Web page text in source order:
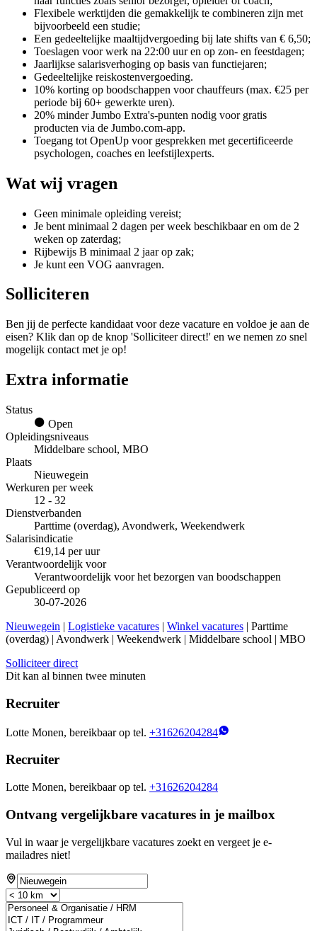
Flexibele werktijden die gemakkelijk te combineren zijn met
bijvoorbeeld een studie;
Een gedeeltelijke maaltijdvergoeding bij late shifts van € 6,50;
Toeslagen voor werk na 22:00 uur en op zon- en feestdagen;
Jaarlijkse salarisverhoging op basis van functiejaren;
Gedeeltelijke reiskostenvergoeding.
10% korting op boodschappen voor chauffeurs (max. €25 per
periode bij 60+ gewerkte uren).
20% minder Jumbo Extra's-punten nodig voor gratis
producten via de Jumbo.com-app.
Toegang tot OpenUp voor gesprekken met gecertificeerde
psychologen, coaches en leefstijlexperts.
Wat wij vragen
Geen minimale opleiding vereist;
Je bent minimaal 2 dagen per week beschikbaar en om de 2
weken op zaterdag;
Rijbewijs B minimaal 2 jaar op zak;
Je kunt een VOG aanvragen.
Solliciteren
Ben jij de perfecte kandidaat voor deze vacature en voldoe je aan de
eisen? Klik dan op de knop 'Solliciteer direct!' en we nemen zo snel
mogelijk contact met je op!
Extra informatie
Status
Open
Opleidingsniveaus
Middelbare school, MBO
Plaats
Nieuwegein
Werkuren per week
12 - 32
Dienstverbanden
Parttime (overdag), Avondwerk, Weekendwerk
Salarisindicatie
€19,14 per uur
Verantwoordelijk voor
Verantwoordelijk voor het bezorgen van boodschappen
Gepubliceerd op
30-07-2026
Nieuwegein | Logistieke vacatures | Winkel vacatures | Parttime
(overdag) | Avondwerk | Weekendwerk | Middelbare school | MBO
Solliciteer direct
Dit kan al binnen twee minuten
Recruiter
Lotte Monen, bereikbaar op tel. +31626204284
Recruiter
Lotte Monen, bereikbaar op tel. +31626204284
Ontvang vergelijkbare vacatures in je mailbox
Vul in waar je vergelijkbare vacatures zoekt en vergeet je e-
mailadres niet!